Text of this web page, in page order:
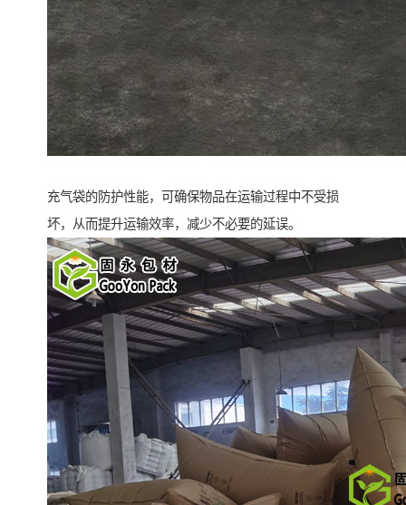
充气袋的防护性能，可确保物品在运输过程中不受损
坏，从而提升运输效率，减少不必要的延误。